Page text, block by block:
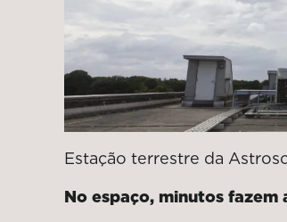
Estação terrestre da
No espaço, minutos fazem